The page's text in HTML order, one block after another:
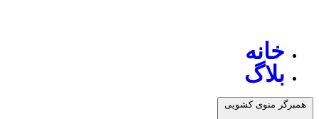
خانه
بلاگ
همبرگر منوی کشویی